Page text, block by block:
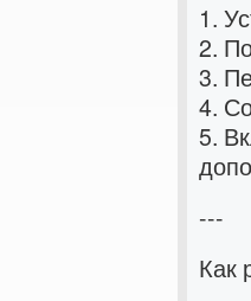
1.
2.
3.
4.
5.
---
Как